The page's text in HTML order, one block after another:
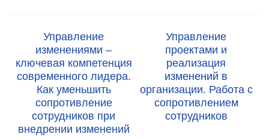
Управление
изменениями –
ключевая компетенция
современного лидера.
Как уменьшить
сопротивление
сотрудников при
внедрении изменений
Управление
проектами и
реализация
изменений в
организации. Работа с
сопротивлением
сотрудников